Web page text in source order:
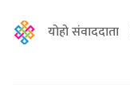
योहो संवाददाता